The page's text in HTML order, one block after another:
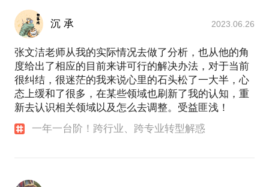
沉 承 2023.06.26
张文洁老师从我的实际情况去做了分析，也从他的角
度给出了相应的目前来讲可行的解决办法，对于当前
很纠结，很迷茫的我来说心里的石头松了一大半，心
态上缓和了很多，在某些领域也刷新了我的认知，重
新去认识相关领域以及怎么去调整。受益匪浅！
一年一台阶！跨行业、跨专业转型解惑